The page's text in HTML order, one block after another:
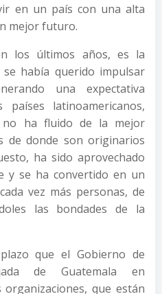
en un país con una alta
mejor futuro.
los últimos años, es la
había querido impulsar
una expectativa
latinoamericanos,
no ha fluido de la mejor
de donde son originarios
ha sido aprovechado
y se ha convertido en un
vez más personas, de
las bondades de la
que el Gobierno de
de Guatemala en
que están